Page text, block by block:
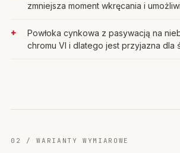
zmniejsza moment wkręcania i
Powłoka cynkowa z pasywacją na
chromu VI i dlatego jest przyjazna dla
02 / WARIANTY WYMIAROWE